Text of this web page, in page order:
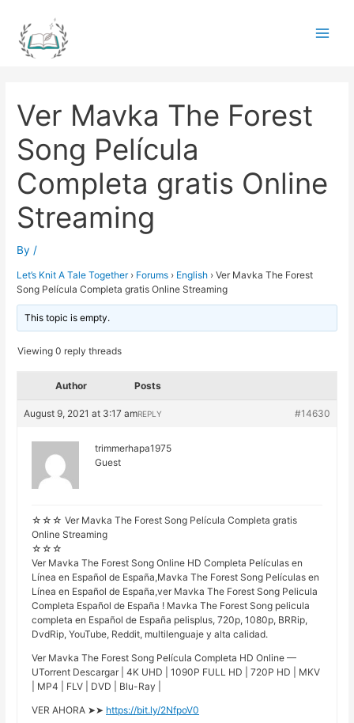
content
Ver Mavka The Forest
Song Película
Completa gratis Online
Streaming
By /
Let’s Knit A Tale Together › Forums › English › Ver Mavka The Forest
Song Película Completa gratis Online Streaming
This topic is empty.
Viewing 0 reply threads
Author Posts
August 9, 2021 at 3:17 am #14630
REPLY
trimmerhapa1975
Guest
☆☆☆ Ver Mavka The Forest Song Película Completa gratis
Online Streaming
☆☆☆
Ver Mavka The Forest Song Online HD Completa Películas en
Línea en Español de España,Mavka The Forest Song Películas en
Línea en Español de España,ver Mavka The Forest Song Pelicula
Completa Español de España ! Mavka The Forest Song pelicula
completa en Español de España pelisplus, 720p, 1080p, BRRip,
DvdRip, YouTube, Reddit, multilenguaje y alta calidad.
Ver Mavka The Forest Song Película Completa HD Online —
UTorrent Descargar | 4K UHD | 1090P FULL HD | 720P HD | MKV
| MP4 | FLV | DVD | Blu-Ray |
VER AHORA ➤➤ https://bit.ly/2NfpoV0